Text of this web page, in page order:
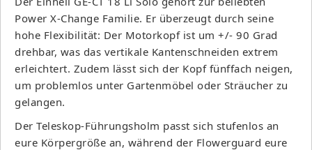
Power X-Change Familie. Er überzeugt durch seine
hohe Flexibilität: Der Motorkopf ist um +/- 90 Grad
drehbar, was das vertikale Kantenschneiden extrem
erleichtert. Zudem lässt sich der Kopf fünffach neigen,
um problemlos unter Gartenmöbel oder Sträucher zu
gelangen.
Der Teleskop-Führungsholm passt sich stufenlos an
eure Körpergröße an, während der Flowerguard eure